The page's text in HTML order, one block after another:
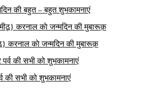
की बहुत – बहुत शुभकामनाएं
करनाल काे जन्मदिन की मुबारूक़
की सभी को शुभकामनाएं